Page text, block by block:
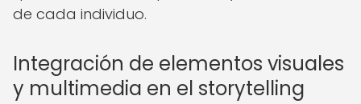
de cada individuo.
Integración de elementos visuales
y multimedia en el storytelling